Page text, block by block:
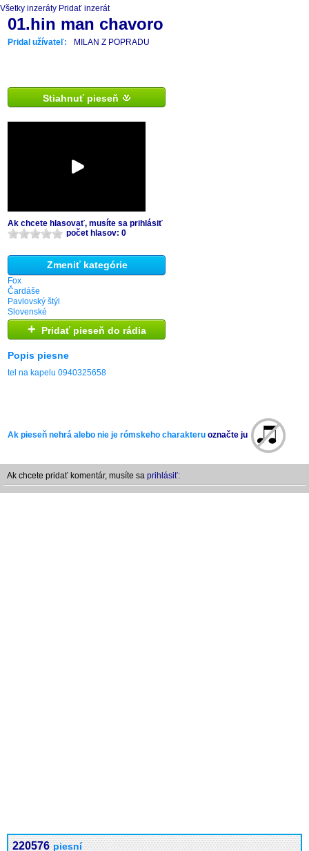
Všetky inzeráty Pridať inzerát
01.hin man chavoro
Pridal užívateľ: MILAN Z POPRADU
Stiahnuť pieseň
Ak chcete hlasovať, musíte sa prihlásiť
počet hlasov: 0
Zmeniť kategórie
Fox
Čardáše
Pavlovský štýl
Slovenské
+ Pridať pieseň do rádia
Popis piesne
tel na kapelu 0940325658
Ak pieseň nehrá alebo nie je rómskeho charakteru označte ju
Ak chcete pridať komentár, musíte sa prihlásiť:
220576 piesní